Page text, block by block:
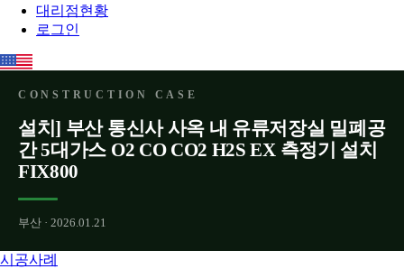
대리점현황
로그인
CONSTRUCTION CASE
설치] 부산 통신사 사옥 내 유류저장실 밀폐공
간 5대가스 O2 CO CO2 H2S EX 측정기 설치
FIX800
부산 · 2026.01.21
시공사례